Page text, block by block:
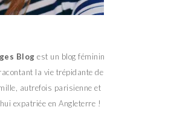
Blog est un blog féminin
la vie trépidante de
autrefois parisienne et
expatriée en Angleterre !